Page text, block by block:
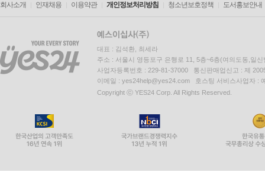
회사소개 인재채용 이용약관 개인정보처리방침 청소년보호정책 도서홍보안내
대표 : 김석환, 최세라
주소 : 서울시 영등포구 은행로 11, 5층~6층(여의도동,일신
사업자등록번호 : 229-81-37000 통신판매업신고 : 제
이메일 : yes24help@yes24.com 호스팅 서비스사업자 :
Copyright ⓒ YES24 Corp. All Rights Reserved.